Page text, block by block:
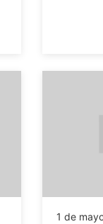
1 de